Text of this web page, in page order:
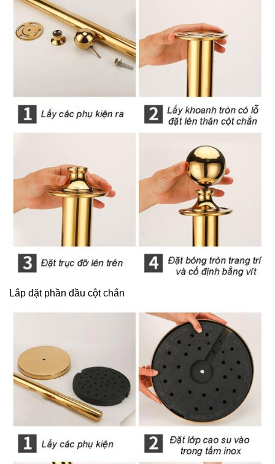
Lắp đặt phần đầu cột chắn